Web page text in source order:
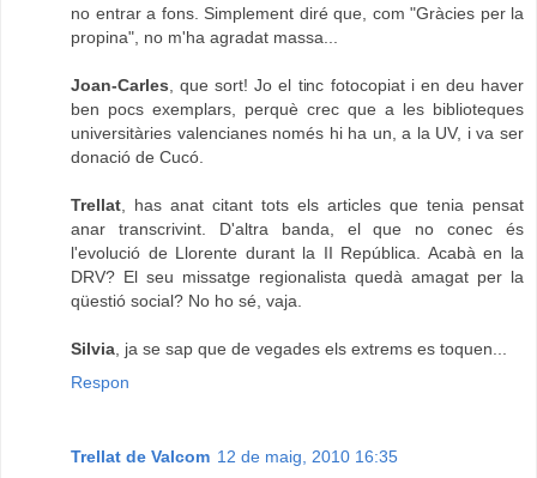
no entrar a fons. Simplement diré que, com "Gràcies per la
propina", no m'ha agradat massa...
Joan-Carles , que sort! Jo el tinc fotocopiat i en deu haver
ben pocs exemplars, perquè crec que a les biblioteques
universitàries valencianes només hi ha un, a la UV, i va ser
donació de Cucó.
Trellat , has anat citant tots els articles que tenia pensat
anar transcrivint. D'altra banda, el que no conec és
l'evolució de Llorente durant la II República. Acabà en la
DRV? El seu missatge regionalista quedà amagat per la
qüestió social? No ho sé, vaja.
Silvia , ja se sap que de vegades els extrems es toquen...
Respon
Trellat de Valcom 12 de maig, 2010 16:35